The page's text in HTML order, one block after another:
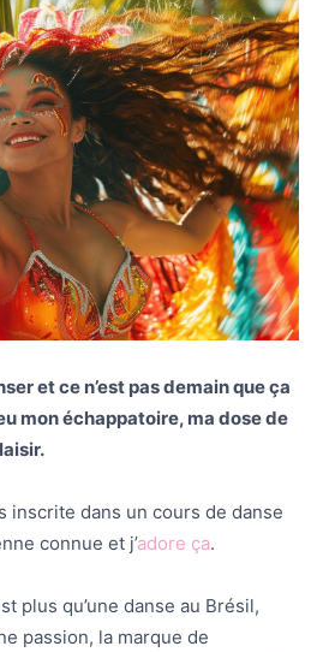
et ce n’est pas demain que ça
mon échappatoire, ma dose de
inscrite dans un cours de danse
connue et j’adore ça.
plus qu’une danse au Brésil,
passion, la marque de